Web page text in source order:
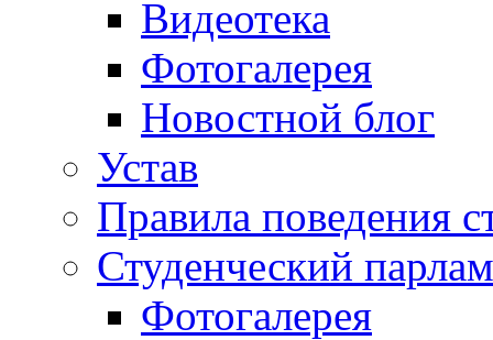
Видеотека
Фотогалерея
Новостной блог
Устав
Правила поведения
Студенческий
Фотогалерея